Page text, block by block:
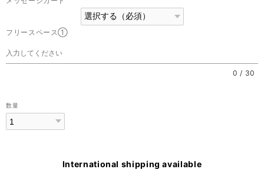
フリースペース①
0 / 30
数量
International shipping available